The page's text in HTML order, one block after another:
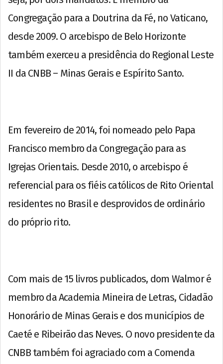
Congregação para a Doutrina da Fé, no Vaticano,
desde 2009. O arcebispo de Belo Horizonte
também exerceu a presidência do Regional Leste
II da CNBB – Minas Gerais e Espírito Santo.
Em fevereiro de 2014, foi nomeado pelo Papa
Francisco membro da Congregação para as
Igrejas Orientais. Desde 2010, o arcebispo é
referencial para os fiéis católicos de Rito Oriental
residentes no Brasil e desprovidos de ordinário
do próprio rito.
Com mais de 15 livros publicados, dom Walmor é
membro da Academia Mineira de Letras, Cidadão
Honorário de Minas Gerais e dos municípios de
Caeté e Ribeirão das Neves. O novo presidente da
CNBB também foi agraciado com a Comenda